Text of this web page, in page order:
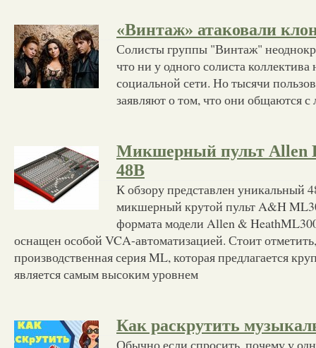
«Винтаж» атаковали
Солисты группы "Винтаж"
что ни у одного солиста коллектива
социальной сети. Но тысячи
заявляют о том, что они общаются
Микшерный пульт Allen
48B
К обзору представлен уникальный
микшерный крутой пульт A&H
формата модели Allen &
оснащен особой VCA-автоматизацией. Стоит
производственная серия ML, которая предлагается
является самым высоким уровнем
Как раскрутить
Обычно если спросить, почему у